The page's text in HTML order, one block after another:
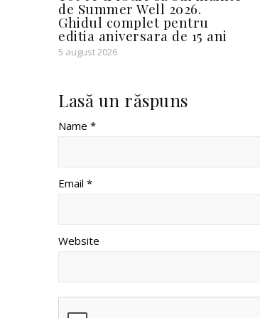
de Summer Well 2026.
Ghidul complet pentru
editia aniversara de 15 ani
5 august 2026
Lasă un răspuns
Name *
Email *
Website